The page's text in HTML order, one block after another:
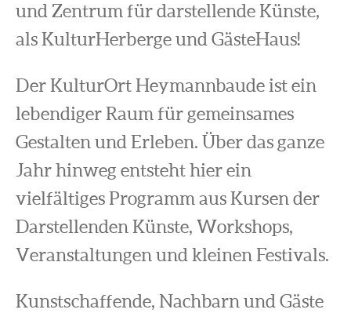
und Zentrum für darstellende Künste,
als KulturHerberge und GästeHaus!
Der KulturOrt Heymannbaude ist ein
lebendiger Raum für gemeinsames
Gestalten und Erleben. Über das ganze
Jahr hinweg entsteht hier ein
vielfältiges Programm aus Kursen der
Darstellenden Künste, Workshops,
Veranstaltungen und kleinen Festivals.
Kunstschaffende, Nachbarn und Gäste